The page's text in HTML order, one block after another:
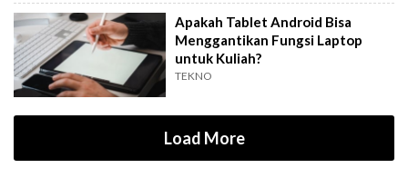
Apakah Tablet Android Bisa
Menggantikan Fungsi Laptop
untuk Kuliah?
TEKNO
Load More